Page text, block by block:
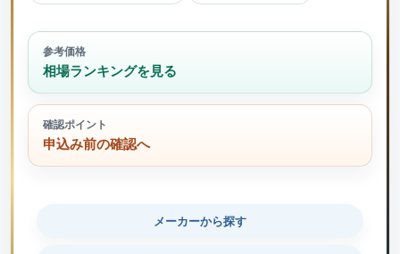
メーカーから探す
参考価格
相場ランキングを見る
確認ポイント
申込み前の確認へ